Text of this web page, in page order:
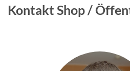
Kontakt Shop /